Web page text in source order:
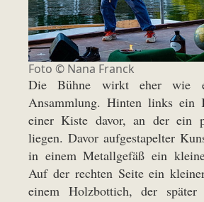
Foto © Nana Franck
Die Bühne wirkt eher wie
Ansammlung. Hinten links ein
einer Kiste davor, an der ein
liegen. Davor aufgestapelter
in einem Metallgefäß ein
Auf der rechten Seite ein
einem Holzbottich, der